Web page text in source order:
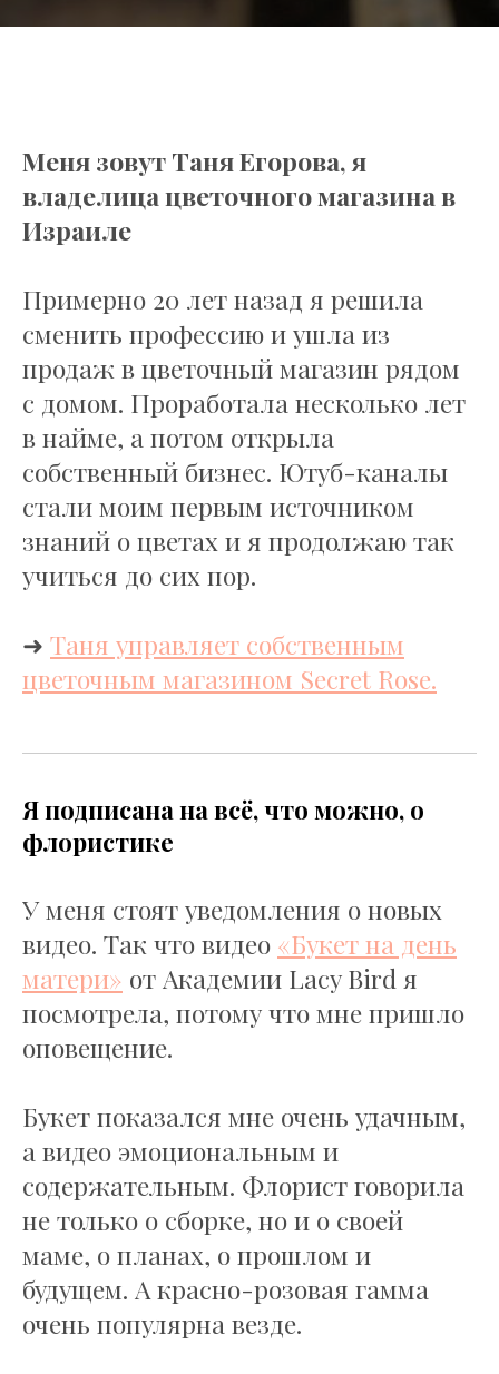
Меня зовут Таня Егорова, я
владелица цветочного магазина в
Израиле
Примерно 20 лет назад я решила
сменить профессию и ушла из
продаж в цветочный магазин рядом
с домом. Проработала несколько лет
в найме, а потом открыла
собственный бизнес. Ютуб-каналы
стали моим первым источником
знаний о цветах и я продолжаю так
учиться до сих пор.
➜ Таня управляет собственным
цветочным магазином Secret Rose.
Я подписана на всё, что можно, о
флористике
У меня стоят уведомления о новых
видео. Так что видео «Букет на день
матери» от Академии Lacy Bird я
посмотрела, потому что мне пришло
оповещение.
Букет показался мне очень удачным,
а видео эмоциональным и
содержательным. Флорист говорила
не только о сборке, но и о своей
маме, о планах, о прошлом и
будущем. А красно-розовая гамма
очень популярна везде.